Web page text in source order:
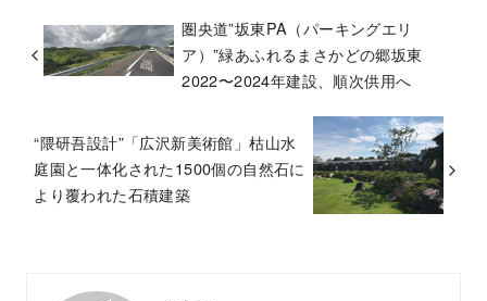
圏央道”坂東PA（パーキングエリ
ア）”緑あふれるまさかどの郷坂東
2022〜2024年建設、順次供用へ
“隈研吾設計”「広沢新美術館」枯山水
庭園と一体化された1500個の自然石に
より覆われた石積建築